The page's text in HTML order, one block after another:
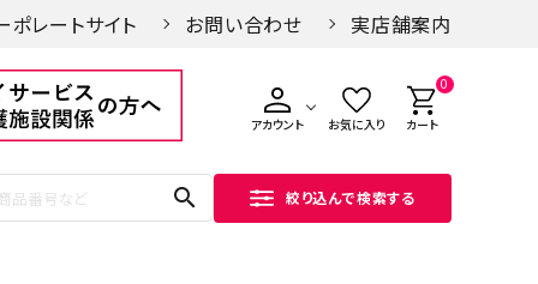
ポレートサイト お問い合わせ 実店舗案内
アカウント お気に入り
0
カート
search 絞り込んで検索する